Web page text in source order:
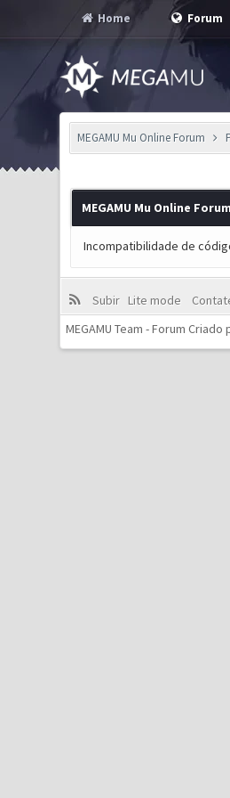
Home Forum
MEGAMU Mu Online Forum
MEGAMU Mu Online Forum
Incompatibilidade de
Subir Lite mode
MEGAMU Team - Forum Criado